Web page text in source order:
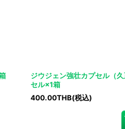
ジウジェン強壮カプセル（
セル×1箱
400.00THB(税込)